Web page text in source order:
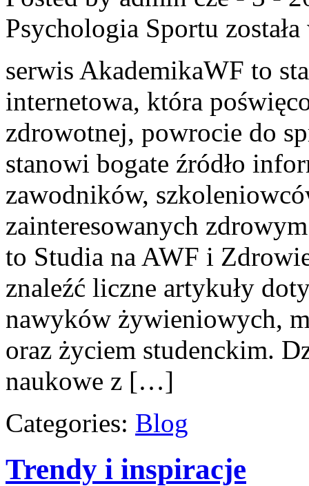
Psychologia Sportu
serwis AkademikaWF to
internetowa, która
zdrowotnej, powrocie do
stanowi bogate źródło
zawodników,
zainteresowanych
to Studia na AWF i
znaleźć liczne artykuły
nawyków żywieniowych,
oraz życiem studenckim.
naukowe z […]
Categories: Blog
Trendy i inspiracje